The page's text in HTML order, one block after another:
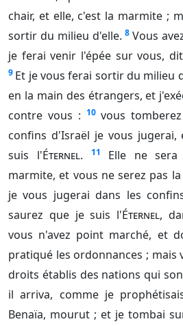
chair, et elle, c'est la marmite ;
sortir du milieu d'elle. 8 Vous
je ferai venir l'épée sur vous,
9 Et je vous ferai sortir du milieu
en la main des étrangers, et
contre vous : 10 vous
confins d'Israël je vous
suis l'Éternel. 11
Elle ne
marmite, et vous ne serez pas
je vous jugerai dans les
saurez que je suis l'Éternel,
vous n'avez point marché, et
pratiqué les ordonnances ; mais
droits établis des nations qui
il arriva, comme je
Benaïa, mourut ; et je tombai